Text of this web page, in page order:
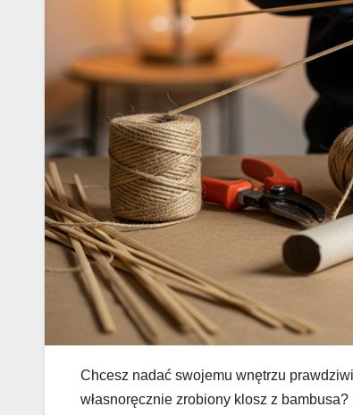
Chcesz nadać swojemu wnętrzu
własnoręcznie zrobiony klosz z